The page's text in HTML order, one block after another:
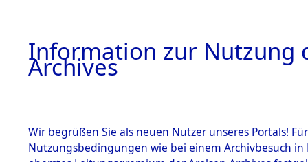
Information zur Nutzung
Archives
Wir begrüßen Sie als neuen Nutzer unseres Portals!
Nutzungsbedingungen wie bei einem Archivbesuch